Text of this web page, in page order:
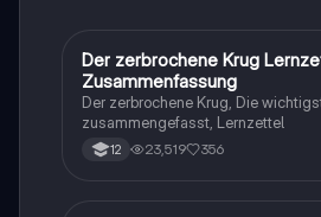
Deutsch
Der zerbrochene Krug
Zusammenfassung
Der zerbrochene Krug, Die
zusammengefasst, Lernzettel
12 23,519 356